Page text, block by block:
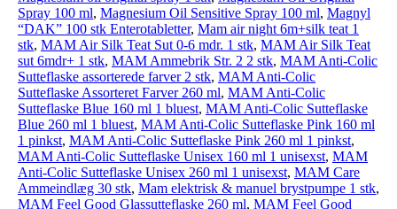
Spray 100 ml, Magnesium Oil Sensitive Spray 100 ml, Magnyl
“DAK” 100 stk Enterotabletter, Mam air night 6m+silk teat 1
stk, MAM Air Silk Teat Sut 0-6 mdr. 1 stk, MAM Air Silk Teat
sut 6mdr+ 1 stk, MAM Ammebrik Str. 2 2 stk, MAM Anti-Colic
Sutteflaske assorterede farver 2 stk, MAM Anti-Colic
Sutteflaske Assorteret Farver 260 ml, MAM Anti-Colic
Sutteflaske Blue 160 ml 1 bluest, MAM Anti-Colic Sutteflaske
Blue 260 ml 1 bluest, MAM Anti-Colic Sutteflaske Pink 160 ml
1 pinkst, MAM Anti-Colic Sutteflaske Pink 260 ml 1 pinkst,
MAM Anti-Colic Sutteflaske Unisex 160 ml 1 unisexst, MAM
Anti-Colic Sutteflaske Unisex 260 ml 1 unisexst, MAM Care
Ammeindlæg 30 stk, Mam elektrisk & manuel brystpumpe 1 stk,
MAM Feel Good Glassutteflaske 260 ml, MAM Feel Good